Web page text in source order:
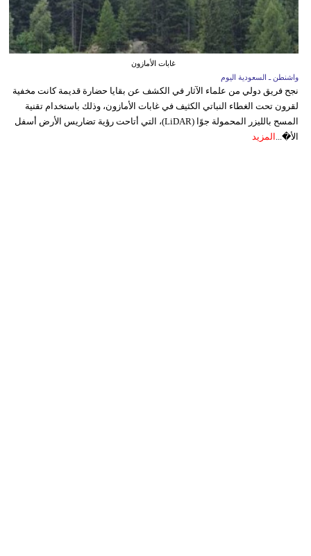
غابات الأمازون
واشنطن ـ السعودية اليوم
نجح فريق دولي من علماء الآثار في الكشف عن بقايا حضارة قديمة كانت مخفية
لقرون تحت الغطاء النباتي الكثيف في غابات الأمازون، وذلك باستخدام تقنية
المسح بالليزر المحمولة جوًا (LiDAR)، التي أتاحت رؤية تضاريس الأرض أسفل
الأ�... المزيد